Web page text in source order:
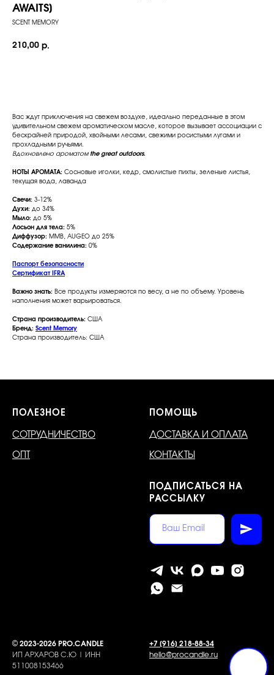
AWAITS]
SCENT MEMORY
210,00 р.
Вас ждут приключения на свежем воздухе, идеально переданные в этом
удивительном свежем ароматическом масле, которое вызывает ассоциации с
бескрайней природой, хвойными лесами, свежими росистыми лугами и
прохладными ручьями.
Вдохновлено ароматом the great outdoors.
НОТЫ АРОМАТА: Сосновые иголки, кедр, смолистые пихты, зеленые листья,
текущая вода, лаванда
Свечи: 3-12%
Духи: до 34%
Мыло: до 5%
Лосьон для тела: 5%
Диффузор: MMB, AUGEO до 25%
Содержание ванилина: 0%
Паспорт безопасности
Сертификат IFRA
Важно знать: Все продукты измеряются по весу, а не по объему. Уровень
наполнения может варьироваться.
Страна производитель: США
Бренд: Scent Memory
Страна производитель: США
ПОЛЕЗНОЕ
СОТРУДНИЧЕСТВО
ОПТ
ПОМОЩЬ
ДОСТАВКА И ОПЛАТА
КОНТАКТЫ
ПОДПИСАТЬСЯ НА
РАССЫЛКУ
© 2023-2026 PRO.CANDLE
ИП АРХАРОВ С.Ю | ИНН
511008153466
+7 [916] 218-88-34
hello@procandle.ru